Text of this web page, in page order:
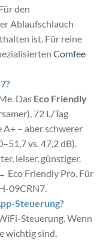
den
Ablaufschlauch
ist. Für reine
Comfee
Das Eco Friendly
72 L/Tag
A+ – aber schwerer
vs. 47,2 dB).
leiser, günstiger.
Eco Friendly Pro. Für
09CRN7.
Steuerung?
Steuerung. Wenn
wichtig sind,